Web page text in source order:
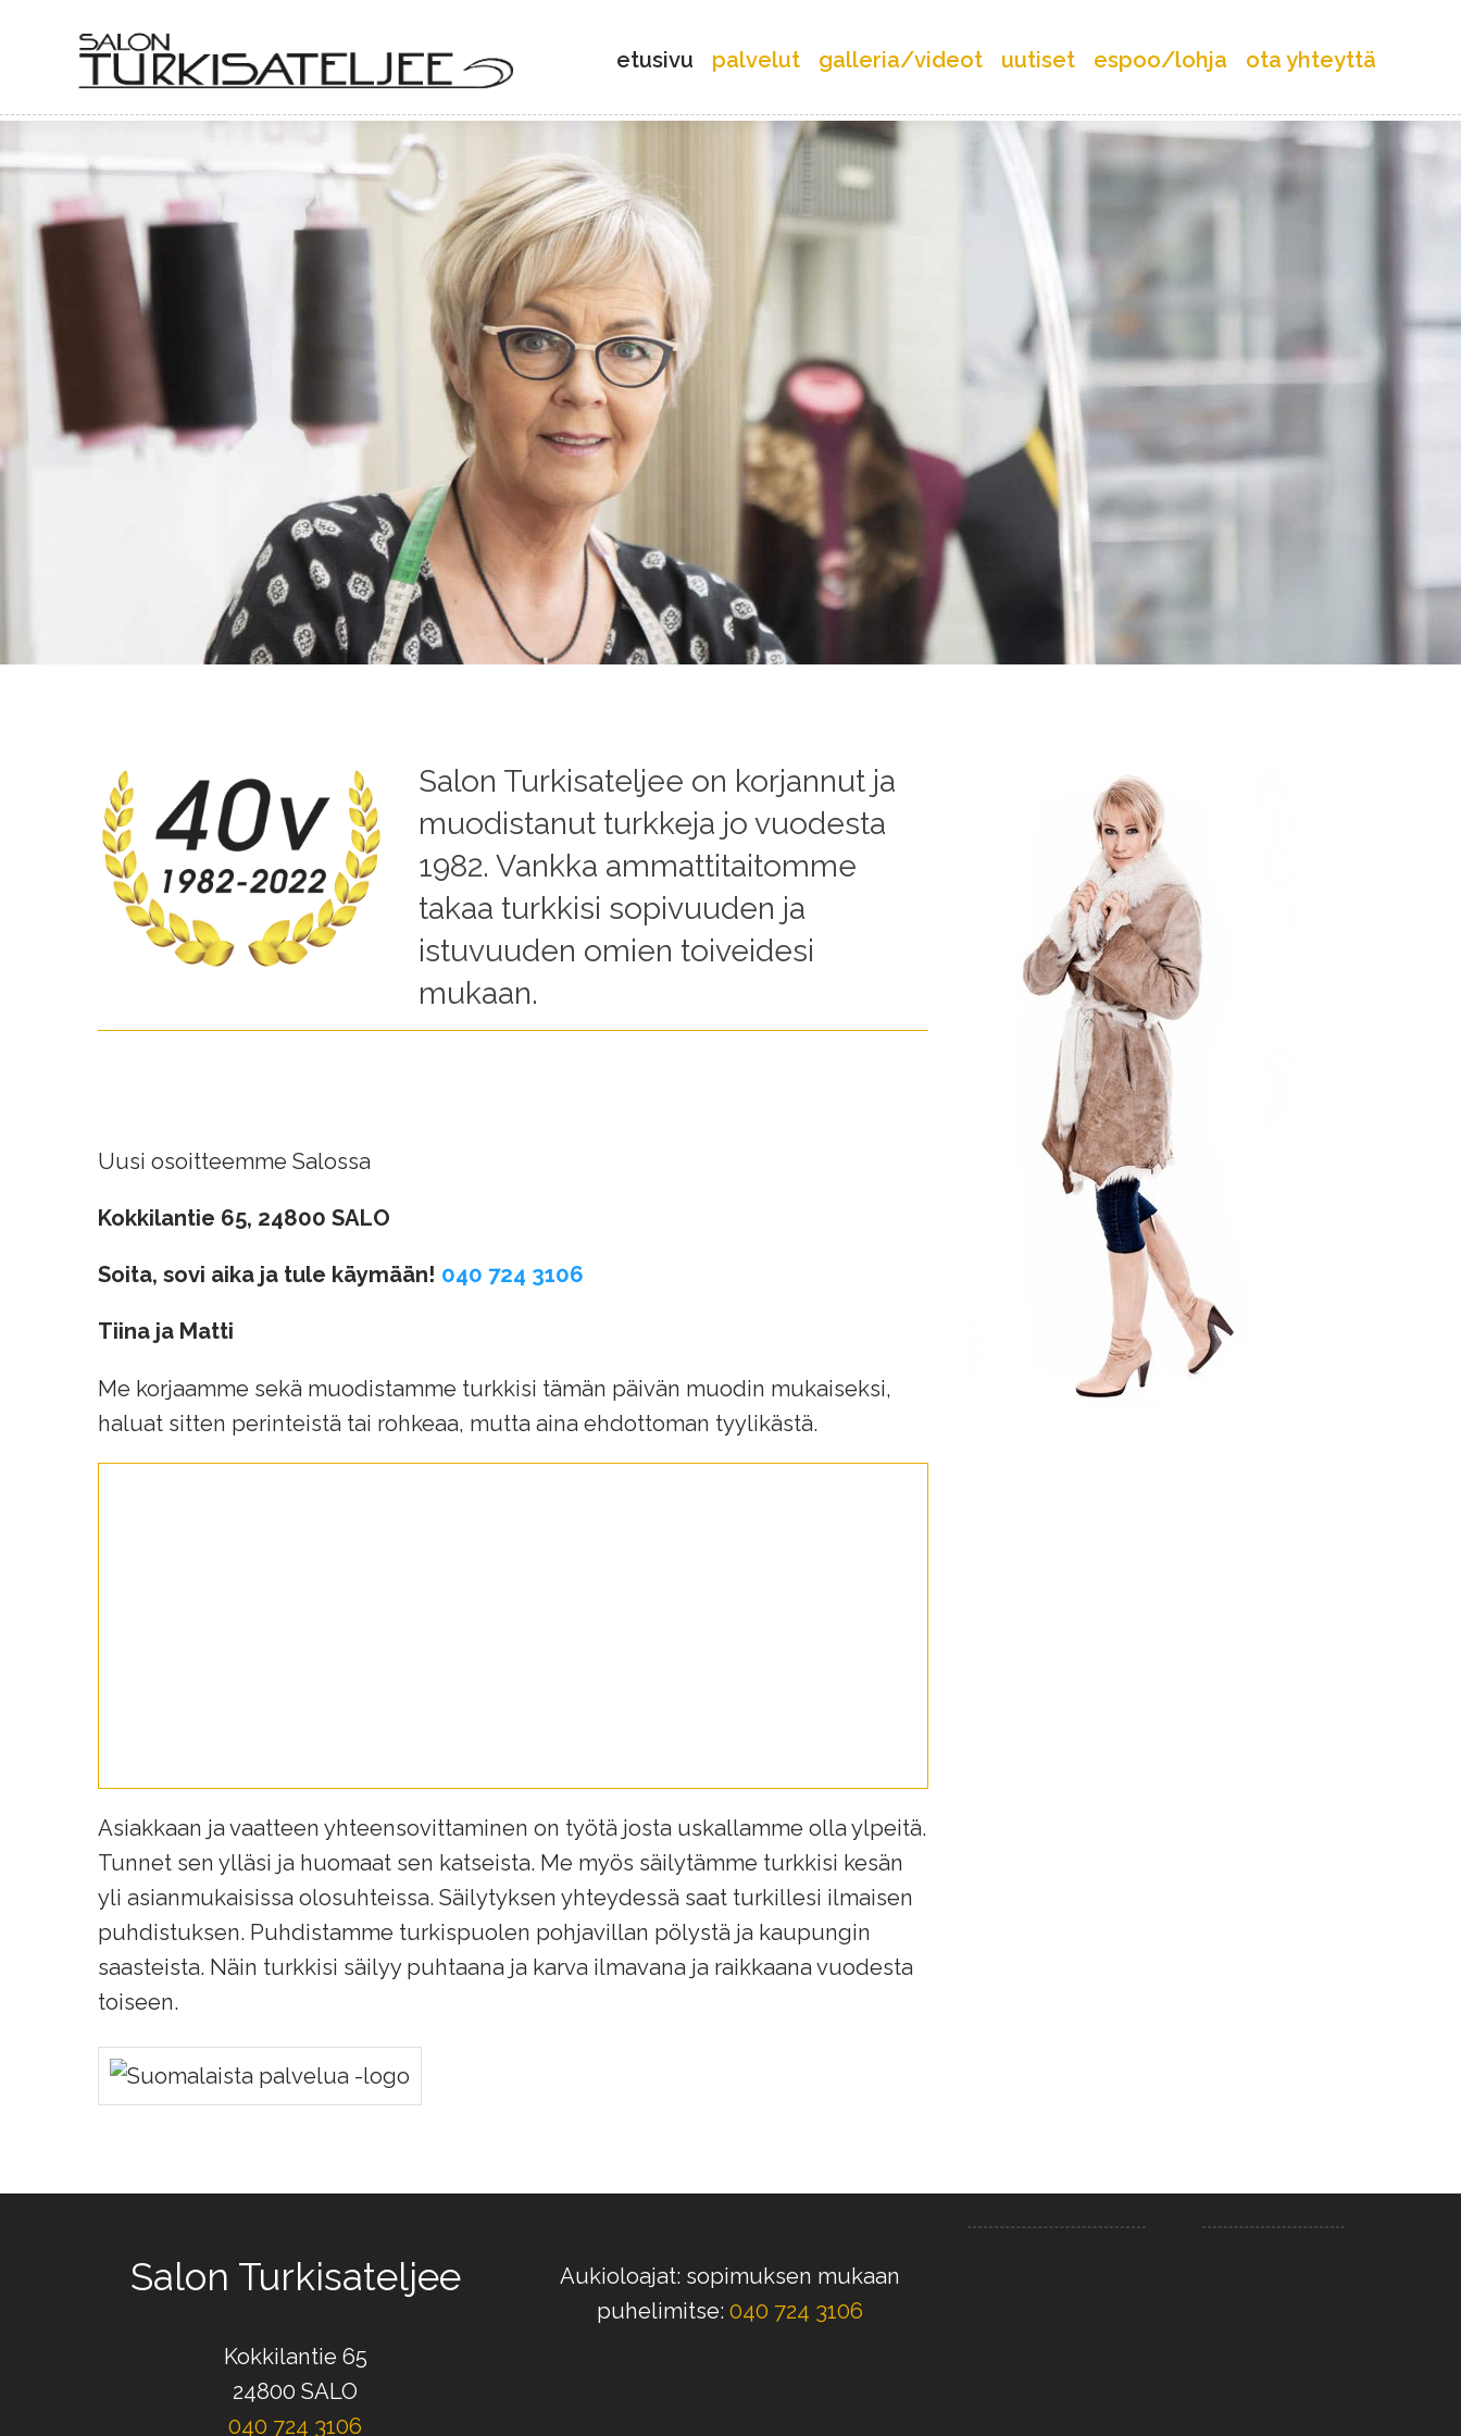
etusivu palvelut galleria/videot uutiset espoo/lohja ota yhteyttä
Salon Turkisateljee on korjannut ja
muodistanut turkkeja jo vuodesta
1982. Vankka ammattitaitomme
takaa turkkisi sopivuuden ja
istuvuuden omien toiveidesi
mukaan.
Uusi osoitteemme Salossa
Kokkilantie 65, 24800 SALO
Soita, sovi aika ja tule käymään! 040 724 3106
Tiina ja Matti
Me korjaamme sekä muodistamme turkkisi tämän päivän muodin mukaiseksi,
haluat sitten perinteistä tai rohkeaa, mutta aina ehdottoman tyylikästä.
Asiakkaan ja vaatteen yhteensovittaminen on työtä josta uskallamme olla ylpeitä.
Tunnet sen ylläsi ja huomaat sen katseista. Me myös säilytämme turkkisi kesän
yli asianmukaisissa olosuhteissa. Säilytyksen yhteydessä saat turkillesi ilmaisen
puhdistuksen. Puhdistamme turkispuolen pohjavillan pölystä ja kaupungin
saasteista. Näin turkkisi säilyy puhtaana ja karva ilmavana ja raikkaana vuodesta
toiseen.
Salon Turkisateljee
Kokkilantie 65
24800 SALO
040 724 3106
Aukioloajat: sopimuksen mukaan
puhelimitse:040 724 3106